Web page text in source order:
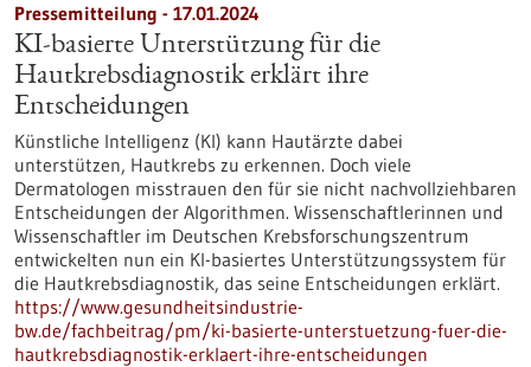
Pressemitteilung - 17.01.2024
KI-basierte Unterstützung für die
Hautkrebsdiagnostik erklärt ihre
Entscheidungen
Künstliche Intelligenz (KI) kann Hautärzte dabei
unterstützen, Hautkrebs zu erkennen. Doch viele
Dermatologen misstrauen den für sie nicht nachvollziehbaren
Entscheidungen der Algorithmen. Wissenschaftlerinnen und
Wissenschaftler im Deutschen Krebsforschungszentrum
entwickelten nun ein KI-basiertes Unterstützungssystem für
die Hautkrebsdiagnostik, das seine Entscheidungen erklärt.
https://www.gesundheitsindustrie-
bw.de/fachbeitrag/pm/ki-basierte-unterstuetzung-fuer-die-
hautkrebsdiagnostik-erklaert-ihre-entscheidungen